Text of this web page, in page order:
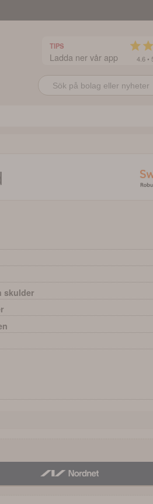
TIPS
Ladda ner vår app 4.6 •
skulder